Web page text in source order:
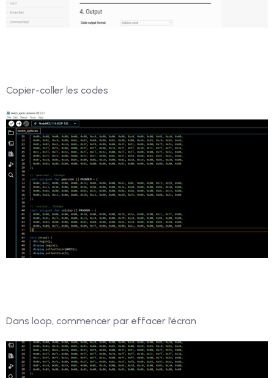
Copier-coller les codes
Dans loop, commencer par effacer l’écran